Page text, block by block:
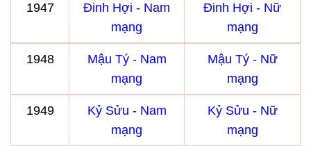
1947
Đinh Hợi - Nam
mạng
Đinh Hợi - Nữ
mạng
1948
Mậu Tý - Nam
mạng
Mậu Tý - Nữ
mạng
1949
Kỷ Sửu - Nam
mạng
Kỷ Sửu - Nữ
mạng